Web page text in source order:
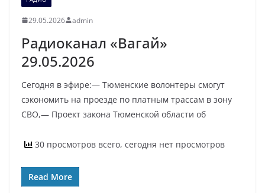
29.05.2026 admin
Радиоканал «Вагай»
29.05.2026
Сегодня в эфире:— Тюменские волонтеры смогут
сэкономить на проезде по платным трассам в зону
СВО,— Проект закона Тюменской области об
30 просмотров всего, сегодня нет просмотров
Read More